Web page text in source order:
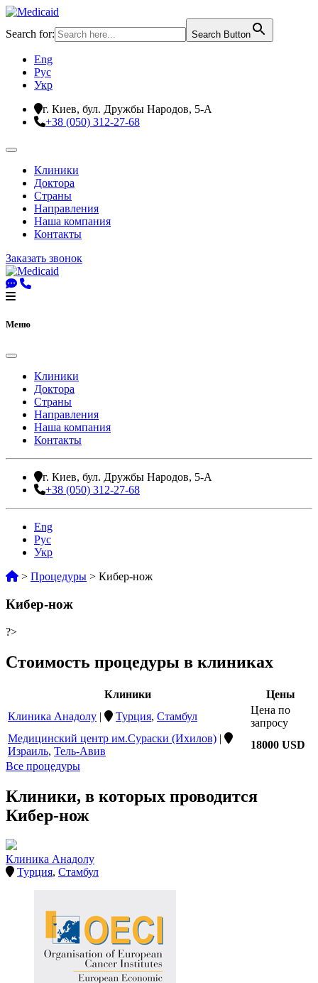
Search for: Search Button
Eng
Рус
Укр
г. Киев, бул. Дружбы Народов, 5-А
+38 (050) 312-27-68
Клиники
Доктора
Страны
Направления
Наша компания
Контакты
Заказать звонок
Меню
Клиники
Доктора
Страны
Направления
Наша компания
Контакты
г. Киев, бул. Дружбы Народов, 5-А
+38 (050) 312-27-68
Eng
Рус
Укр
> Процедуры > Кибер-нож
Кибер-нож
?>
Стоимость процедуры в клиниках
Клиники
Цены
Клиника Анадолу | Турция, Стамбул
Цена по
запросу
Медицинский центр им.Сураски (Ихилов) |
Израиль, Тель-Авив
18000 USD
Все процедуры
Клиники, в которых проводится
Кибер-нож
Клиника Анадолу
Турция, Стамбул